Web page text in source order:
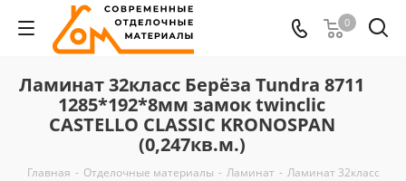
0
Ламинат 32класс Берёза Tundra 8711
1285*192*8мм замок twinclic
CASTELLO CLASSIC KRONOSPAN
(0,247кв.м.)
Главная - Отделочные материалы - Ламинат - Ламинат 32класс